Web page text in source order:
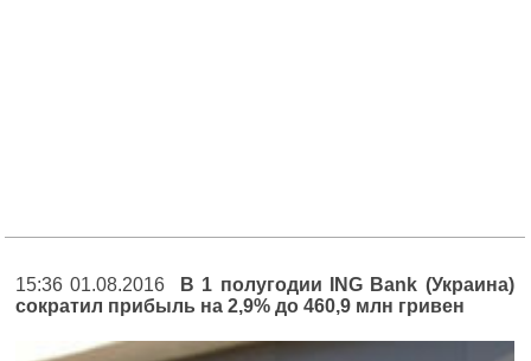
15:36 01.08.2016
В 1 полугодии ING Bank (Украина)
сократил прибыль на 2,9% до 460,9 млн гривен